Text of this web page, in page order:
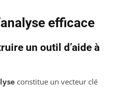
efficace
un outil d’aide à
constitue un vecteur clé